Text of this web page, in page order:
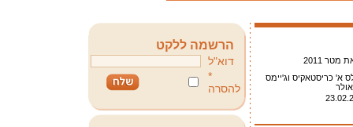
מטר 2011
א' כריסטאקיס וג'יימס
הרשמה ללקט
דוא"ל
*
להסרה